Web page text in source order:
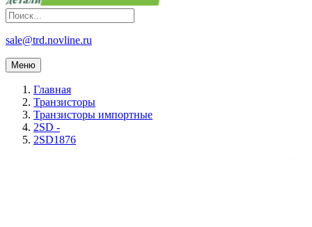
sale@trd.novline.ru
Меню
Главная
Транзисторы
Транзисторы импортные
2SD -
2SD1876